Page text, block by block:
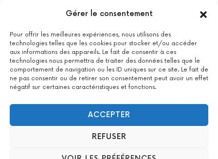
Gérer le consentement
Pour offrir les meilleures expériences, nous utilisons des
technologies telles que les cookies pour stocker et/ou accéder
aux informations des appareils. Le fait de consentir à ces
technologies nous permettra de traiter des données telles que le
comportement de navigation ou les ID uniques sur ce site. Le fait de
ne pas consentir ou de retirer son consentement peut avoir un effet
négatif sur certaines caractéristiques et fonctions.
ACCEPTER
REFUSER
La certification qualité a été délivrée au titre de la catégorie
suivante : actions de formations.Voir le certificat
2022 All Positive – Tous droits réservés –Contact